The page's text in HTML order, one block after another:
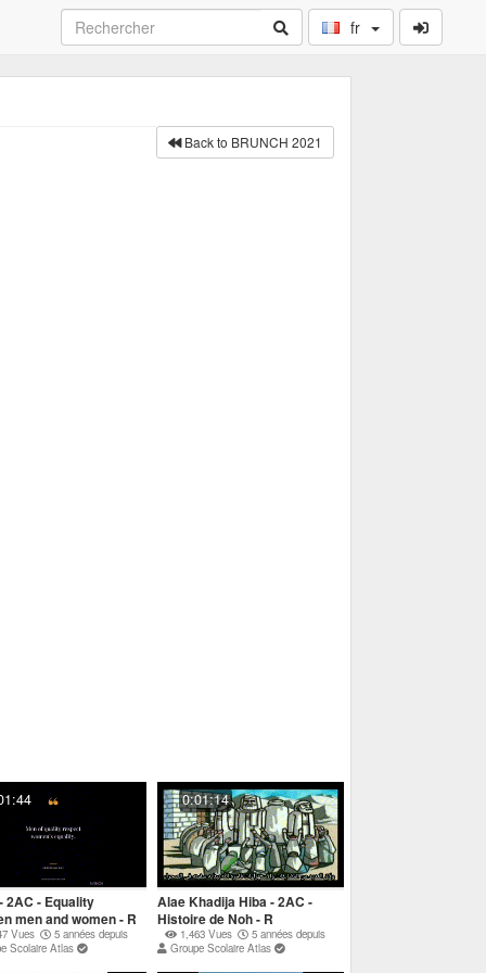
fr
Back to BRUNCH 2021
2AC - Equality
men and women - R
Vues
5 années depuis
Scolaire Atlas
0:01:14
Alae Khadija Hiba - 2AC -
Histoire de Noh - R
1,463 Vues
5 années depuis
Groupe Scolaire Atlas